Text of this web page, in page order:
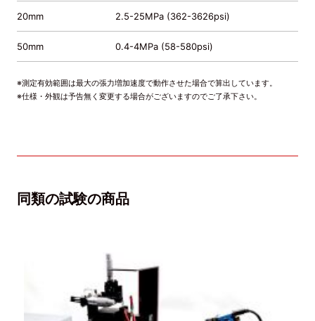
20mm 2.5-25MPa (362-3626psi)
50mm 0.4-4MPa (58-580psi)
※測定有効範囲は最大の張力増加速度で動作させた場合で算出しています。
※仕様・外観は予告無く変更する場合がございますのでご了承下さい。
同類の試験の商品